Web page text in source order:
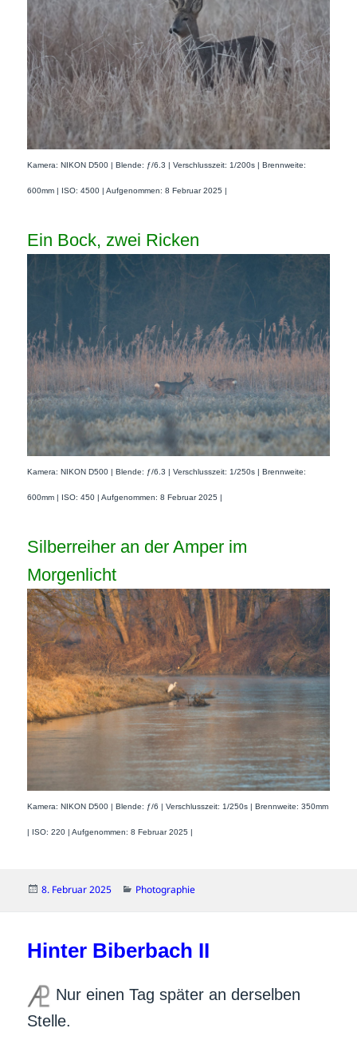
Kamera: NIKON D500 | Blende: ƒ/6.3 | Verschlusszeit: 1/200s | Brennweite:
600mm | ISO: 4500 | Aufgenommen: 8 Februar 2025 |
Ein Bock, zwei Ricken
Kamera: NIKON D500 | Blende: ƒ/6.3 | Verschlusszeit: 1/250s | Brennweite:
600mm | ISO: 450 | Aufgenommen: 8 Februar 2025 |
Silberreiher an der Amper im
Morgenlicht
Kamera: NIKON D500 | Blende: ƒ/6 | Verschlusszeit: 1/250s | Brennweite: 350mm
| ISO: 220 | Aufgenommen: 8 Februar 2025 |
Veröffentlicht
8. Februar 2025 Kategorien
Photographie
Hinter Biberbach II
Nur einen Tag später an derselben
Stelle.